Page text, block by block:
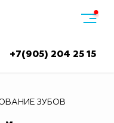
+7(905) 204 25 15
ЗУБОВ